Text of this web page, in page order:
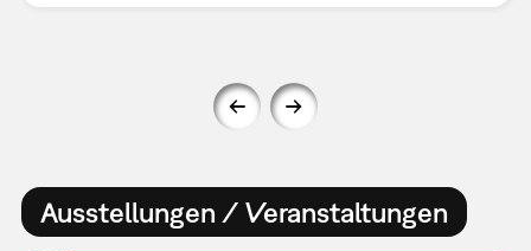
Ausstellungen / Veranstaltungen